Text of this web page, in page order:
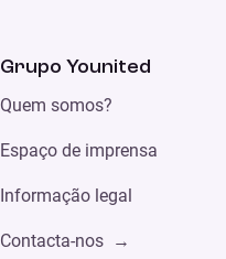
Grupo Younited
Quem somos?
Espaço de imprensa
Informação legal
Contacta-nos →